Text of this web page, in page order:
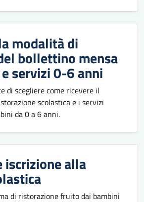
modalità di
bollettino mensa
servizi 0-6 anni
di scegliere come ricevere il
scolastica e i servizi
da 0 a 6 anni.
iscrizione alla
di ristorazione fruito dai bambini